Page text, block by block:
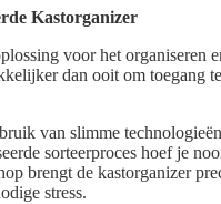
Kastorganizer
voor het organiseren
dan ooit om toegang
van slimme
sorteerproces hoef je
brengt de kastorganizer
stress.